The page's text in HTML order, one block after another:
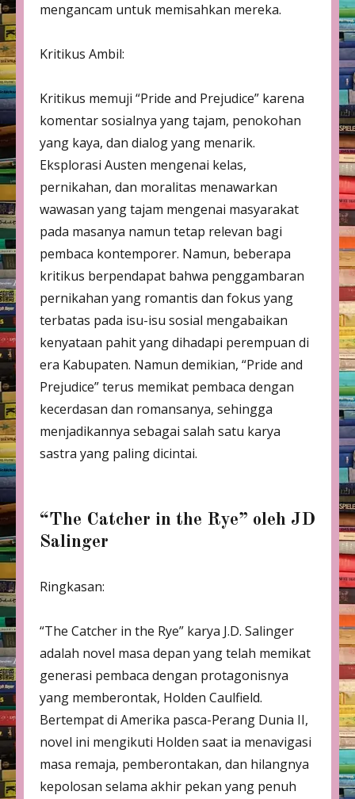
mengancam untuk memisahkan mereka.
Kritikus Ambil:
Kritikus memuji “Pride and Prejudice” karena
komentar sosialnya yang tajam, penokohan
yang kaya, dan dialog yang menarik.
Eksplorasi Austen mengenai kelas,
pernikahan, dan moralitas menawarkan
wawasan yang tajam mengenai masyarakat
pada masanya namun tetap relevan bagi
pembaca kontemporer. Namun, beberapa
kritikus berpendapat bahwa penggambaran
pernikahan yang romantis dan fokus yang
terbatas pada isu-isu sosial mengabaikan
kenyataan pahit yang dihadapi perempuan di
era Kabupaten. Namun demikian, “Pride and
Prejudice” terus memikat pembaca dengan
kecerdasan dan romansanya, sehingga
menjadikannya sebagai salah satu karya
sastra yang paling dicintai.
“The Catcher in the Rye” oleh JD
Salinger
Ringkasan:
“The Catcher in the Rye” karya J.D. Salinger
adalah novel masa depan yang telah memikat
generasi pembaca dengan protagonisnya
yang memberontak, Holden Caulfield.
Bertempat di Amerika pasca-Perang Dunia II,
novel ini mengikuti Holden saat ia menavigasi
masa remaja, pemberontakan, dan hilangnya
kepolosan selama akhir pekan yang penuh